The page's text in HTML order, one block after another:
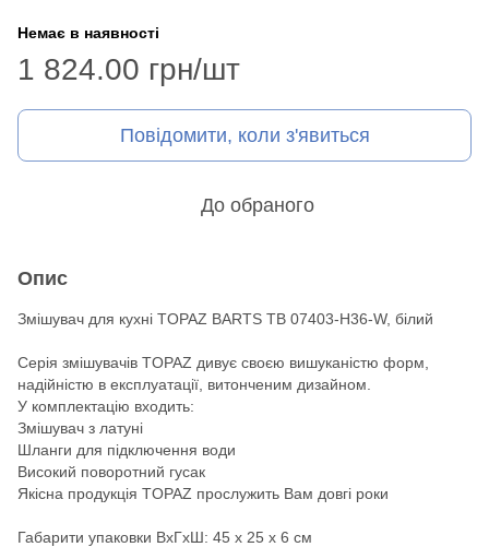
Немає в наявності
1 824.00 грн/шт
Повідомити, коли з'явиться
До обраного
Опис
Змішувач для кухні TOPAZ BARTS TB 07403-H36-W, білий
Серія змішувачів TOPAZ дивує своєю вишуканістю форм,
надійністю в експлуатації, витонченим дизайном.
У комплектацію входить:
Змішувач з латуні
Шланги для підключення води
Високий поворотний гусак
Якісна продукція TOPAZ прослужить Вам довгі роки
Габарити упаковки ВхГхШ: 45 х 25 х 6 см